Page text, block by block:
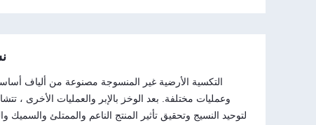
التكسية الأرضية غير المنسوجة مصنوعة من ألياف
وعمليات مختلفة. بعد الوخز بالإبر والعمليات الأخرى ،
لتوحيد النسيج وتحقيق تأثير المنتج الناعم والممتلئ